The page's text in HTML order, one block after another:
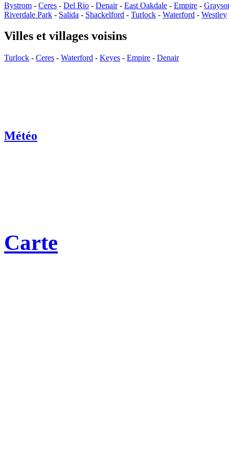
Bystrom - Ceres - Del Rio - Denair- East Oakdale - Empire -
Riverdale Park - Salida - Shackelford - Turlock - Waterford - Westley
Villes et villages voisins
Turlock - Ceres - Waterford - Keyes - Empire - Denair
Météo
Carte